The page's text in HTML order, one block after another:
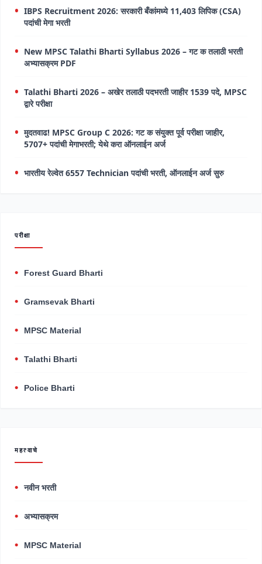
IBPS Recruitment 2026: सरकारी बँकांमध्ये 11,403 लिपिक (CSA)
पदांची मेगा भरती
New MPSC Talathi Bharti Syllabus 2026 – गट क तलाठी भरती
अभ्यासक्रम PDF
Talathi Bharti 2026 – अखेर तलाठी पदभरती जाहीर 1539 पदे, MPSC
द्वारे परीक्षा
मुदतवाढ! MPSC Group C 2026: गट क संयुक्त पूर्व परीक्षा जाहीर,
5707+ पदांची मेगाभरती; येथे करा ऑनलाईन अर्ज
भारतीय रेल्वेत 6557 Technician पदांची भरती, ऑनलाईन अर्ज सुरु
परीक्षा
Forest Guard Bharti
Gramsevak Bharti
MPSC Material
Talathi Bharti
Police Bharti
महत्वाचे
नवीन भरती
अभ्यासक्रम
MPSC Material